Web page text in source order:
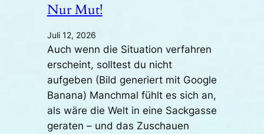
Nur Mut!
Juli 12, 2026
Auch wenn die Situation verfahren
erscheint, solltest du nicht
aufgeben (Bild generiert mit Google
Banana) Manchmal fühlt es sich an,
als wäre die Welt in eine Sackgasse
geraten – und das Zuschauen